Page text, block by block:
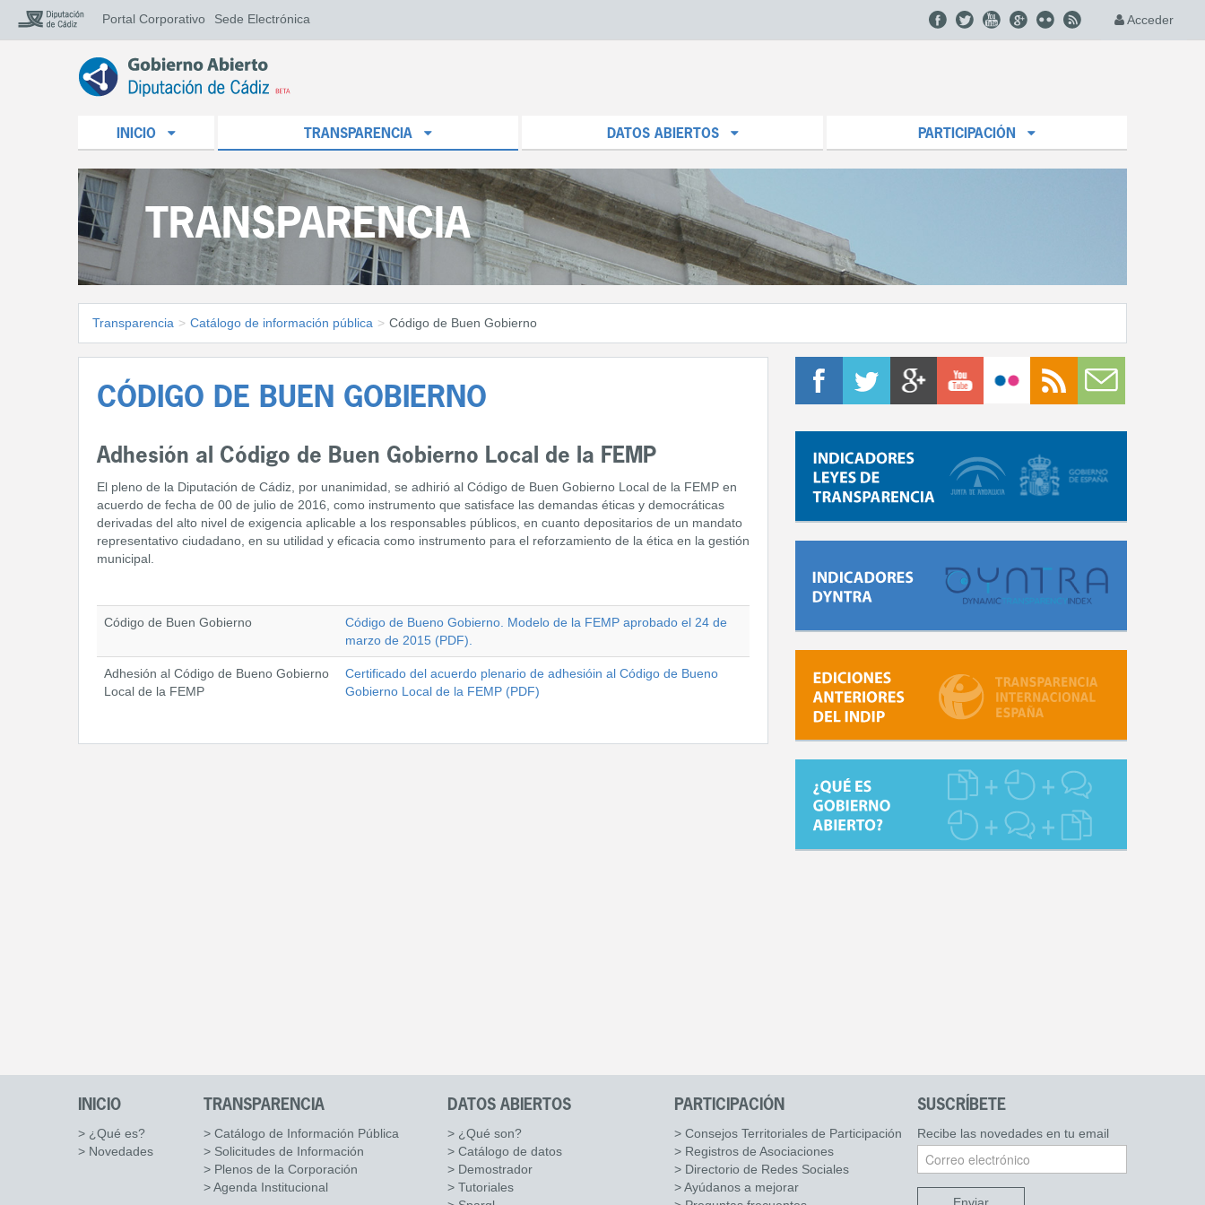
Portal Corporativo Sede Electrónica Acceder
INICIO TRANSPARENCIA DATOS ABIERTOS PARTICIPACIÓN
TRANSPARENCIA
Transparencia > Catálogo de información pública > Código de Buen Gobierno
CÓDIGO DE BUEN GOBIERNO
Adhesión al Código de Buen Gobierno Local de la FEMP
El pleno de la Diputación de Cádiz, por unanimidad, se adhirió al Código de Buen Gobierno Local de la FEMP en
acuerdo de fecha de 00 de julio de 2016, como instrumento que satisface las demandas éticas y democráticas
derivadas del alto nivel de exigencia aplicable a los responsables públicos, en cuanto depositarios de un mandato
representativo ciudadano, en su utilidad y eficacia como instrumento para el reforzamiento de la ética en la gestión
municipal.
Código de Buen Gobierno
Código de Bueno Gobierno. Modelo de la FEMP aprobado el 24 de
marzo de 2015 (PDF).
Adhesión al Código de Bueno Gobierno
Local de la FEMP
Certificado del acuerdo plenario de adhesióin al Código de Bueno
Gobierno Local de la FEMP (PDF)
INICIO
> ¿Qué es?
> Novedades
TRANSPARENCIA
> Catálogo de Información Pública
> Solicitudes de Información
> Plenos de la Corporación
> Agenda Institucional
DATOS ABIERTOS
> ¿Qué son?
> Catálogo de datos
> Demostrador
> Tutoriales
PARTICIPACIÓN
> Consejos Territoriales de Participación
> Registros de Asociaciones
> Directorio de Redes Sociales
> Ayúdanos a mejorar
SUSCRÍBETE
Recibe las novedades en tu email